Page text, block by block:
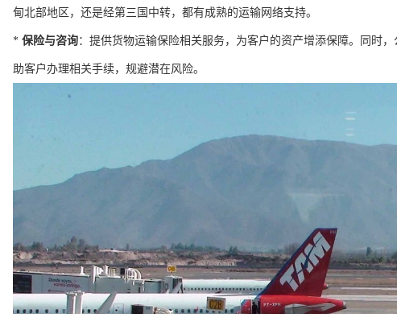
甸北部地区，还是经第三国中转，都有成熟的运输网络支持。
* 保险与咨询：提供货物运输保险相关服务，为客户的资产增添保障。同时
助客户办理相关手续，规避潜在风险。